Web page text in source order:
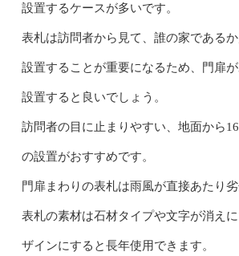
設置するケースが多いです。
表札は訪問者から見て、誰の家である
設置することが重要になるため、門扉
設置すると良いでしょう。
訪問者の目に止まりやすい、地面から
の設置がおすすめです。
門扉まわりの表札は雨風が直接あたり劣
表札の素材は石材タイプや文字が消え
ザインにすると長年使用できます。